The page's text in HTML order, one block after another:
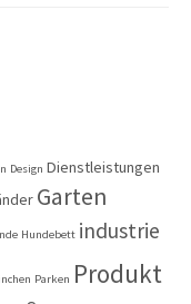
Design Dienstleistungen
Garten
Hundebett industrie
Parken Produkt